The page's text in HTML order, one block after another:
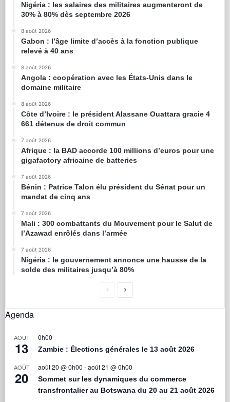
Nigéria : les salaires des militaires augmenteront de
30% à 80% dès septembre 2026
8 août 2026
Gabon : l’âge limite d’accès à la fonction publique
relevé à 40 ans
8 août 2026
Angola : coopération avec les États-Unis dans le
domaine militaire
8 août 2026
Côte d’Ivoire : le président Alassane Ouattara gracie 4
661 détenus de droit commun
7 août 2026
Afrique : la BAD accorde 100 millions d’euros pour une
gigafactory africaine de batteries
7 août 2026
Bénin : Patrice Talon élu président du Sénat pour un
mandat de cinq ans
7 août 2026
Mali : 300 combattants du Mouvement pour le Salut de
l’Azawad enrôlés dans l’armée
7 août 2026
Nigéria : le gouvernement annonce une hausse de la
solde des militaires jusqu’à 80%
Agenda
AOÛT
13
0h00
Zambie : Élections générales le 13 août 2026
AOÛT
20
août 20 @ 0h00 -août 21 @ 0h00
Sommet sur les dynamiques du commerce
transfrontalier au Botswana du 20 au 21 août 2026